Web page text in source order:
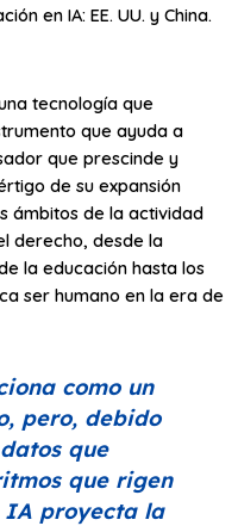
en IA: EE. UU. y China.
tecnología que
que ayuda a
que prescinde y
de su expansión
ámbitos de la actividad
derecho, desde la
la educación hasta los
ser humano en la era de
como un
pero, debido
que
que rigen
IA proyecta la